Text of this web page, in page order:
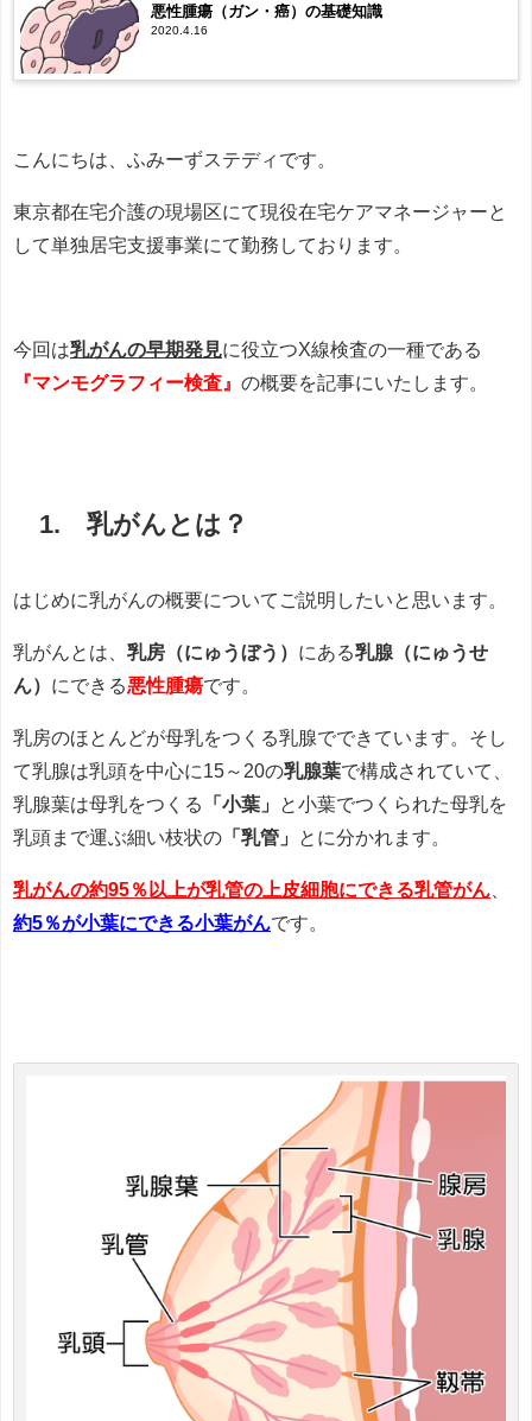
悪性腫瘍（ガン・癌）の基礎知識
2020.4.16
こんにちは、ふみーずステディです。
東京都在宅介護の現場区にて現役在宅ケアマネージャーと
して単独居宅支援事業にて勤務しております。
今回は乳がんの早期発見に役立つX線検査の一種である
『マンモグラフィー検査』 の概要を記事にいたします。
1. 乳がんとは？
はじめに乳がんの概要についてご説明したいと思います。
乳がんとは、 乳房（にゅうぼう） にある乳腺（にゅうせ
ん） にできる悪性腫瘍です。
乳房のほとんどが母乳をつくる乳腺でできています。そし
て乳腺は乳頭を中心に15～20の乳腺葉で構成されていて、
乳腺葉は母乳をつくる
「小葉」
と小葉でつくられた母乳を
乳頭まで運ぶ細い枝状の 「乳管」 とに分かれます。
乳がんの約95％以上が乳管の上皮細胞にできる乳管がん
約5％が小葉にできる小葉がんです。